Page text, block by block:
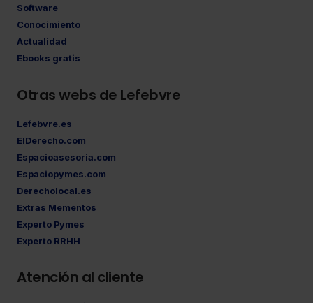
Software
Conocimiento
Actualidad
Ebooks gratis
Otras webs de Lefebvre
Lefebvre.es
ElDerecho.com
Espacioasesoria.com
Espaciopymes.com
Derecholocal.es
Extras Mementos
Experto Pymes
Experto RRHH
Atención al cliente